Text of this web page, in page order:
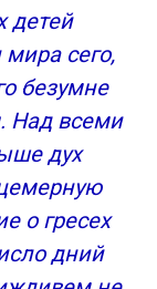
детей
сего,
безумне
Над всеми
дух
о гресех
дний